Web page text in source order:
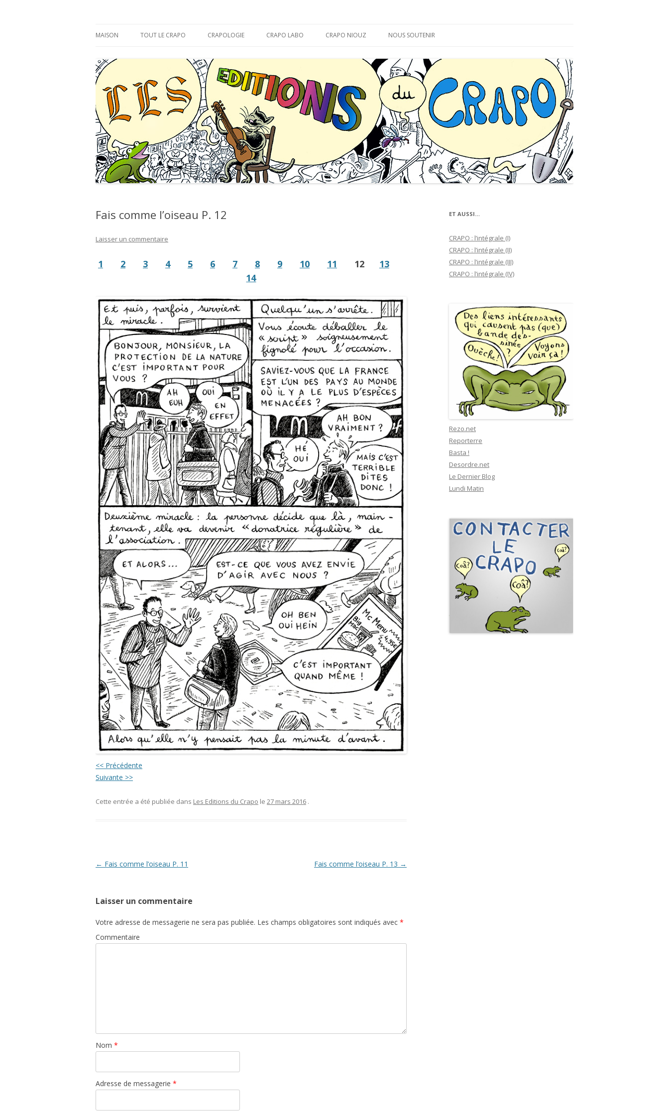
au
MAISON TOUT LE CRAPO CRAPOLOGIE CRAPO LABO
LA THÉORIE DU CRAPO
BON DÉBARRAS !
CRAPO NIOUZ NOUS SOUTENIR
Fais comme l’oiseau P. 12
Laisser un commentaire
1 2 3 4 5 6 7 8 9 10 11 12 13
14
<< Précédente
Suivante >>
Cette entrée a été publiée dans Les Editions du Crapo le 27 mars 2016 .
Navigation
← Fais comme l’oiseau P. 11 Fais comme l’oiseau P. 13 →
Laisser un commentaire
Votre adresse de messagerie ne sera pas publiée. Les champs obligatoires sont indiqués avec *
Commentaire
Nom *
Adresse de messagerie *
ET AUSSI…
CRAPO : l’intégrale (I)
CRAPO : l’intégrale (II)
CRAPO : l’intégrale (III)
CRAPO : l’intégrale (IV)
Rezo.net
Reporterre
Basta !
Desordre.net
Le Dernier Blog
Lundi Matin